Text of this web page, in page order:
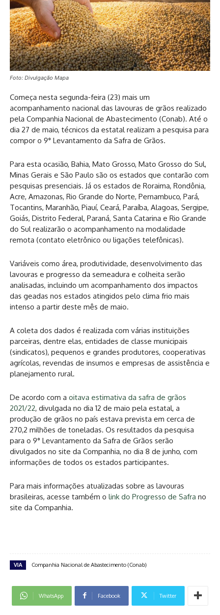
Foto: Divulgação Mapa
Começa nesta segunda-feira (23) mais um
acompanhamento nacional das lavouras de grãos realizado
pela Companhia Nacional de Abastecimento (Conab). Até o
dia 27 de maio, técnicos da estatal realizam a pesquisa para
compor o 9° Levantamento da Safra de Grãos.
Para esta ocasião, Bahia, Mato Grosso, Mato Grosso do Sul,
Minas Gerais e São Paulo são os estados que contarão com
pesquisas presenciais. Já os estados de Roraima, Rondônia,
Acre, Amazonas, Rio Grande do Norte, Pernambuco, Pará,
Tocantins, Maranhão, Piauí, Ceará, Paraíba, Alagoas, Sergipe,
Goiás, Distrito Federal, Paraná, Santa Catarina e Rio Grande
do Sul realizarão o acompanhamento na modalidade
remota (contato eletrônico ou ligações telefônicas).
Variáveis como área, produtividade, desenvolvimento das
lavouras e progresso da semeadura e colheita serão
analisadas, incluindo um acompanhamento dos impactos
das geadas nos estados atingidos pelo clima frio mais
intenso a partir deste mês de maio.
A coleta dos dados é realizada com várias instituições
parceiras, dentre elas, entidades de classe municipais
(sindicatos), pequenos e grandes produtores, cooperativas
agrícolas, revendas de insumos e empresas de assistência e
planejamento rural.
De acordo com a oitava estimativa da safra de grãos
2021/22, divulgada no dia 12 de maio pela estatal, a
produção de grãos no país estava prevista em cerca de
270,2 milhões de toneladas. Os resultados da pesquisa
para o 9° Levantamento da Safra de Grãos serão
divulgados no site da Companhia, no dia 8 de junho, com
informações de todos os estados participantes.
Para mais informações atualizadas sobre as lavouras
brasileiras, acesse também o link do Progresso de Safra no
site da Companhia.
VIA Companhia Nacional de Abastecimento (Conab)
WhatsApp Facebook Twitter